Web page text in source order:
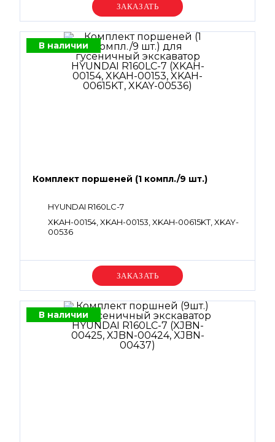
Уточняйте цену
В наличии
Комплект поршеней (1 компл./9 шт.)
HYUNDAI R160LC-7
XKAH-00154, XKAH-00153, XKAH-00615KT, XKAY-
00536
Уточняйте цену
В наличии